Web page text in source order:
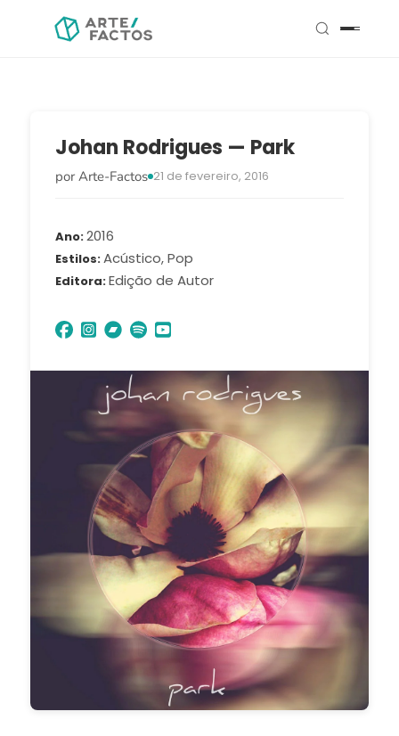
Johan Rodrigues — Park
por Arte-Factos 21 de fevereiro, 2016
Ano 2016
Estilos Acústico, Pop
Editora Edição de Autor